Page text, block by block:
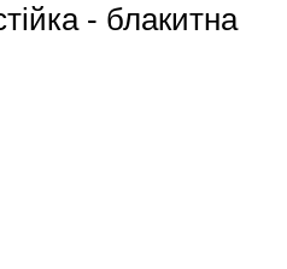
- блакитна